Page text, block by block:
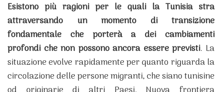
Esistono più ragioni per le quali la Tunisia stra
attraversando un momento di transizione
fondamentale che porterà a dei cambiamenti
profondi che non possono ancora essere previsti. La
situazione evolve rapidamente per quanto riguarda la
circolazione delle persone migranti, che siano tunisine